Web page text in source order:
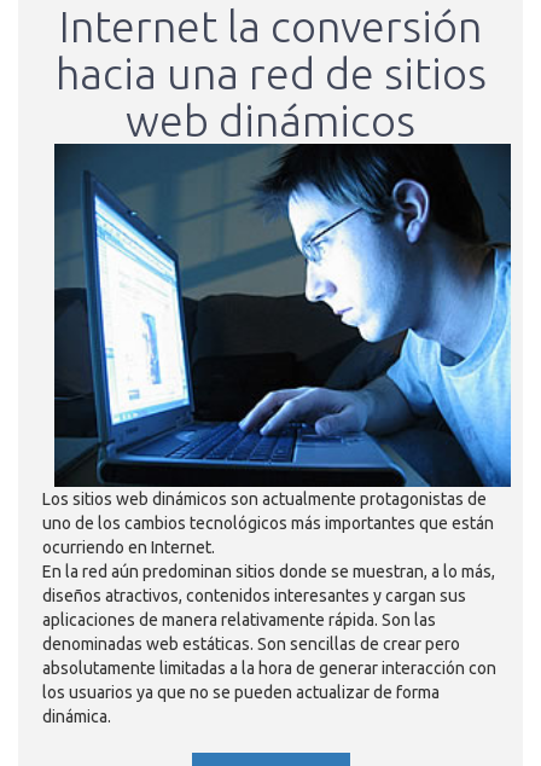
Internet la conversión
hacia una red de sitios
web dinámicos
Los sitios web dinámicos son actualmente protagonistas de
uno de los cambios tecnológicos más importantes que están
ocurriendo en Internet.
En la red aún predominan sitios donde se muestran, a lo más,
diseños atractivos, contenidos interesantes y cargan sus
aplicaciones de manera relativamente rápida. Son las
denominadas web estáticas. Son sencillas de crear pero
absolutamente limitadas a la hora de generar interacción con
los usuarios ya que no se pueden actualizar de forma
dinámica.